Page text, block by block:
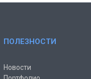
ПОЛЕЗНОСТИ
Новости